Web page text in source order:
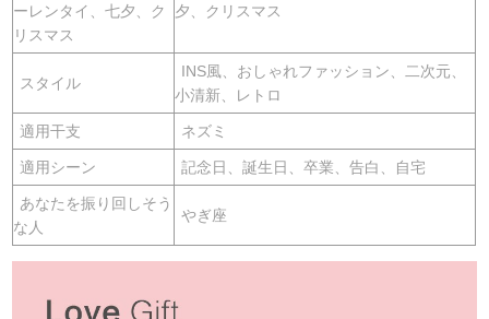
ーレンタイ、七夕、ク
リスマス
夕、クリスマス
スタイル
INS風、おしゃれファッション、二次元、
小清新、レトロ
適用干支 ネズミ
適用シーン 記念日、誕生日、卒業、告白、自宅
あなたを振り回しそう
な人
やぎ座